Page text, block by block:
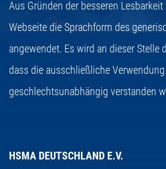
Aus Gründen der besseren
Webseite die Sprachform des
angewendet. Es wird an dieser Stelle
dass die ausschließliche
geschlechtsunabhängig verstanden
HSMA DEUTSCHLAND E.V.